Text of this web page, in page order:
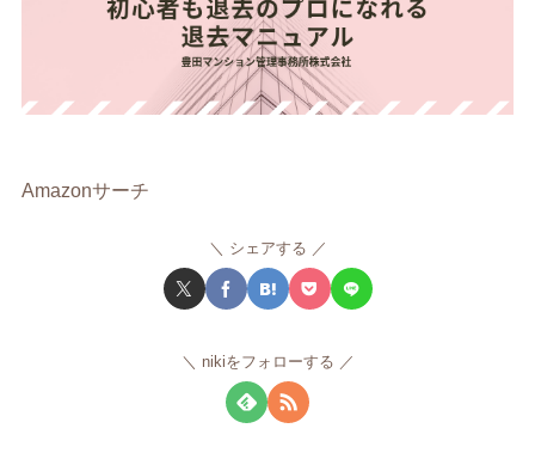
Amazonサーチ
シェアする
nikiをフォローする